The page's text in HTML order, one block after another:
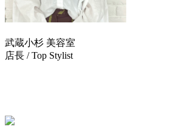
武蔵小杉 美容室
店長 / Top Stylist